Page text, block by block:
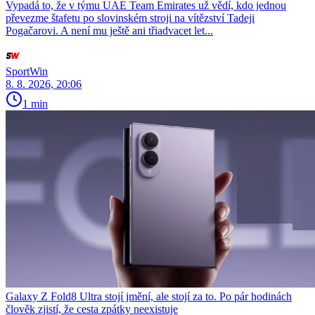
Vypadá to, že v týmu UAE Team Emirates už vědí, kdo jednou
převezme štafetu po slovinském stroji na vítězství Tadeji
Pogačarovi. A není mu ještě ani třiadvacet let...
SportWin
8. 8. 2026, 20:06
1 min
Galaxy Z Fold8 Ultra stojí jmění, ale stojí za to. Po pár hodinách
člověk zjistí, že cesta zpátky neexistuje